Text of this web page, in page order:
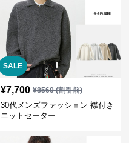
SALE
¥7,700 ¥8560(割引前)
30代メンズファッション 襟付き
ニットセーター